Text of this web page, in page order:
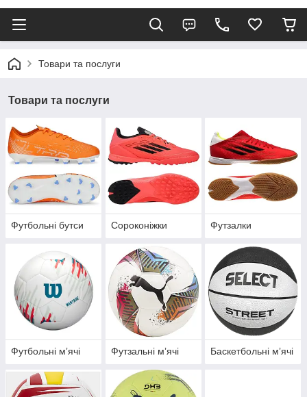
Товари та послуги
Товари та послуги
Футбольні бутси Сороконіжки Футзалки
Футбольні мʼячі Футзальні мʼячі Баскетбольні мʼячі